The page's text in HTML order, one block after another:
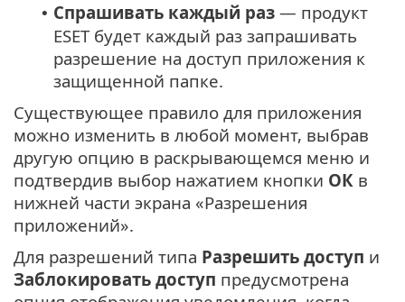
• Спрашивать каждый раз — продукт
ESET будет каждый раз запрашивать
разрешение на доступ приложения к
защищенной папке.
Существующее правило для приложения
можно изменить в любой момент, выбрав
другую опцию в раскрывающемся меню и
подтвердив выбор нажатием кнопки ОК в
нижней части экрана «Разрешения
приложений».
Для разрешений типа Разрешить доступ и
Заблокировать доступ предусмотрена